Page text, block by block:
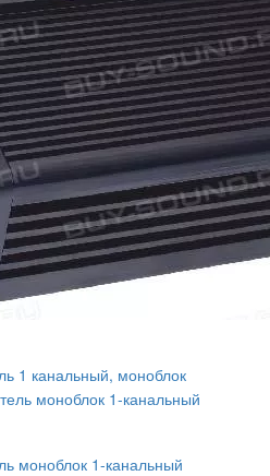
1 канальный, моноблок
моноблок 1-канальный